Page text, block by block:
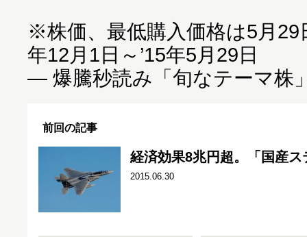
※株価、最低購入価格は5月29
年12月1日～’15年5月29日
― 爆騰秒読み「旬なテーマ株
前回の記事
経済効果8兆円超。「国産
2015.06.30